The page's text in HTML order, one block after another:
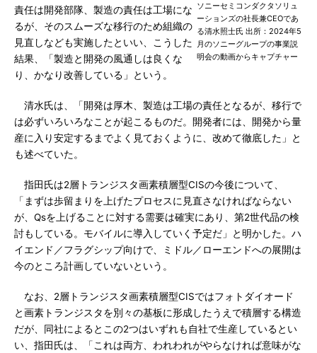
ソニーセミコンダクタソリュ
ーションズの社長兼CEOであ
る清水照士氏 出所：2024年5
月のソニーグループの事業説
明会の動画からキャプチャー
責任は開発部隊、製造の責任は工場にな
るが、そのスムーズな移行のため組織の
見直しなども実施したといい、こうした
結果、「製造と開発の風通しは良くな
り、かなり改善している」という。
清水氏は、「開発は厚木、製造は工場の責任となるが、移行で
は必ずいろいろなことが起こるものだ。開発者には、開発から量
産に入り安定するまでよく見ておくように、改めて徹底した」と
も述べていた。
指田氏は2層トランジスタ画素積層型CISの今後について、
「まずは歩留まりを上げたプロセスに見直さなければならない
が、Qsを上げることに対する需要は確実にあり、第2世代品の検
討もしている。モバイルに導入していく予定だ」と明かした。ハ
イエンド／フラグシップ向けで、ミドル／ローエンドへの展開は
今のところ計画していないという。
なお、2層トランジスタ画素積層型CISではフォトダイオード
と画素トランジスタを別々の基板に形成したうえで積層する構造
だが、同社によるとこの2つはいずれも自社で生産しているとい
い、指田氏は、「これは両方、われわれがやらなければ意味がな